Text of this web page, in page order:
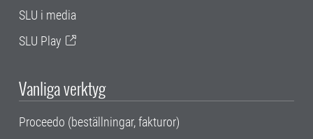
SLU i media
SLU Play
Vanliga verktyg
Proceedo (beställningar, fakturor)